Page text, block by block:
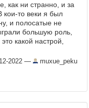
как ни странно, и за
кои-то веки я был
и полосатые не
большую роль,
какой настрой,
2022 — muxue_peku